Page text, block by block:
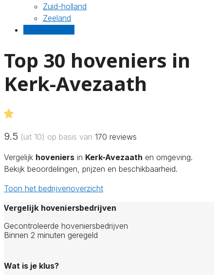
Zuid-holland
Zeeland
Top 30 hoveniers in
Kerk-Avezaath
9.5 (uit 10) op basis van 170 reviews
Vergelijk hoveniers in Kerk-Avezaath en omgeving.
Bekijk beoordelingen, prijzen en beschikbaarheid.
Toon het bedrijvenoverzicht
Vergelijk hoveniersbedrijven
Gecontroleerde hoveniersbedrijven
Binnen 2 minuten geregeld
Wat is je klus?